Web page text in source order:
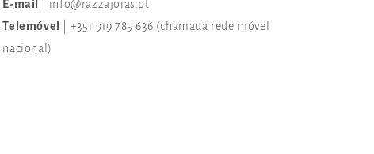
E-mail
| info@razzajoias.pt
Telemóvel
| +351 919 785 636 (chamada rede móvel
nacional)